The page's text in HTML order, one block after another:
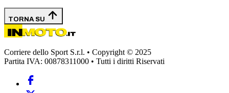
TORNA SU
Corriere dello Sport S.r.l. • Copyright © 2025
Partita IVA: 00878311000 • Tutti i diritti Riservati